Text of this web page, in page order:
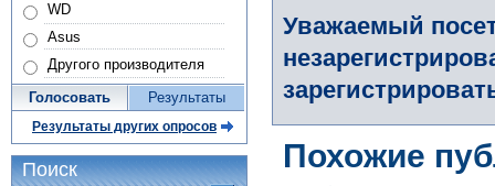
Уважаемый
Похожие
WD
Asus
Другого производителя
Голосовать Результаты
Результаты других опросов
Поиск